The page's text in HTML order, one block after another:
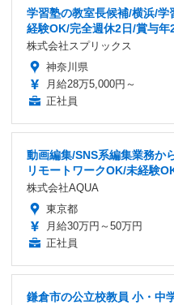
学習塾の教室長候補/横浜/
経験OK/完全週休2日/賞与年
株式会社スプリックス
神奈川県
月給28万5,000円～
正社員
動画編集/SNS系編集業務か
リモートワークOK/未経験
株式会社AQUA
東京都
月給30万円～50万円
正社員
鎌倉市の公立校教員 小・中